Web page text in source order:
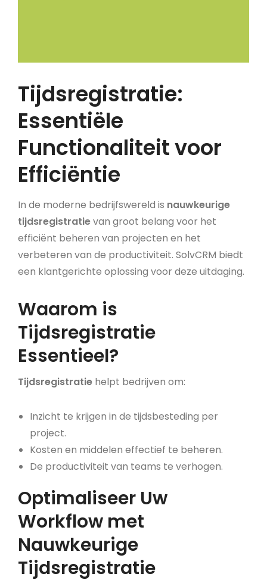
Tijdsregistratie:
Essentiële
Functionaliteit voor
Efficiëntie
In de moderne bedrijfswereld is nauwkeurige
tijdsregistratievan groot belang voor het
efficiënt beheren van projecten en het
verbeteren van de productiviteit. SolvCRM biedt
een klantgerichte oplossing voor deze uitdaging.
Waarom is
Tijdsregistratie
Essentieel?
Tijdsregistratie helpt bedrijven om:
Inzicht te krijgen in de tijdsbesteding per
project.
Kosten en middelen effectief te beheren.
De productiviteit van teams te verhogen.
Optimaliseer Uw
Workflow met
Nauwkeurige
Tijdsregistratie